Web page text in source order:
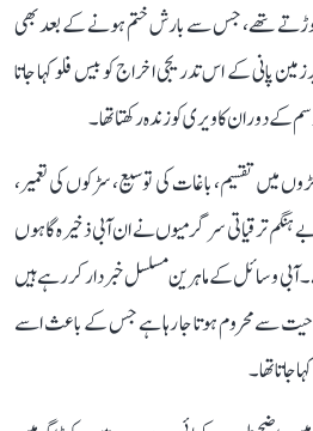
تھے، جس سے بارش ختم ہونے کے بعد بھی
پانی کے اس تدریجی اخراج کو بیس فلو کہا جاتا
دوران کاویری کو زندہ رکھتا تھا۔
میں تقسیم، باغات کی توسیع، سڑکوں کی تعمیر،
ہنگم ترقیاتی سرگرمیوں نے ان آبی ذخیرہ گاہوں
آبی وسائل کے ماہرین مسلسل خبردار کر رہے ہیں
سے محروم ہوتا جا رہا ہے جس کے باعث اسے
جاتا تھا۔